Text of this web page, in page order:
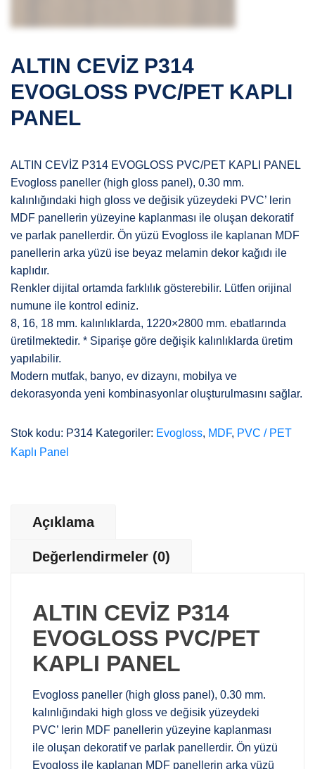
ALTIN CEVİZ P314
EVOGLOSS PVC/PET KAPLI
PANEL
ALTIN CEVİZ P314 EVOGLOSS PVC/PET KAPLI PANEL
Evogloss paneller (high gloss panel), 0.30 mm.
kalınlığındaki high gloss ve değisik yüzeydeki PVC’ lerin
MDF panellerin yüzeyine kaplanması ile oluşan dekoratif
ve parlak panellerdir. Ön yüzü Evogloss ile kaplanan MDF
panellerin arka yüzü ise beyaz melamin dekor kağıdı ile
kaplıdır.
Renkler dijital ortamda farklılık gösterebilir. Lütfen orijinal
numune ile kontrol ediniz.
8, 16, 18 mm. kalınlıklarda, 1220×2800 mm. ebatlarında
üretilmektedir. * Siparişe göre değişik kalınlıklarda üretim
yapılabilir.
Modern mutfak, banyo, ev dizaynı, mobilya ve
dekorasyonda yeni kombinasyonlar oluşturulmasını sağlar.
Stok kodu: P314 Kategoriler: Evogloss, MDF, PVC / PET
Kaplı Panel
Açıklama
Değerlendirmeler (0)
ALTIN CEVİZ P314
EVOGLOSS PVC/PET
KAPLI PANEL
Evogloss paneller (high gloss panel), 0.30 mm.
kalınlığındaki high gloss ve değisik yüzeydeki
PVC’ lerin MDF panellerin yüzeyine kaplanması
ile oluşan dekoratif ve parlak panellerdir. Ön yüzü
Evogloss ile kaplanan MDF panellerin arka yüzü